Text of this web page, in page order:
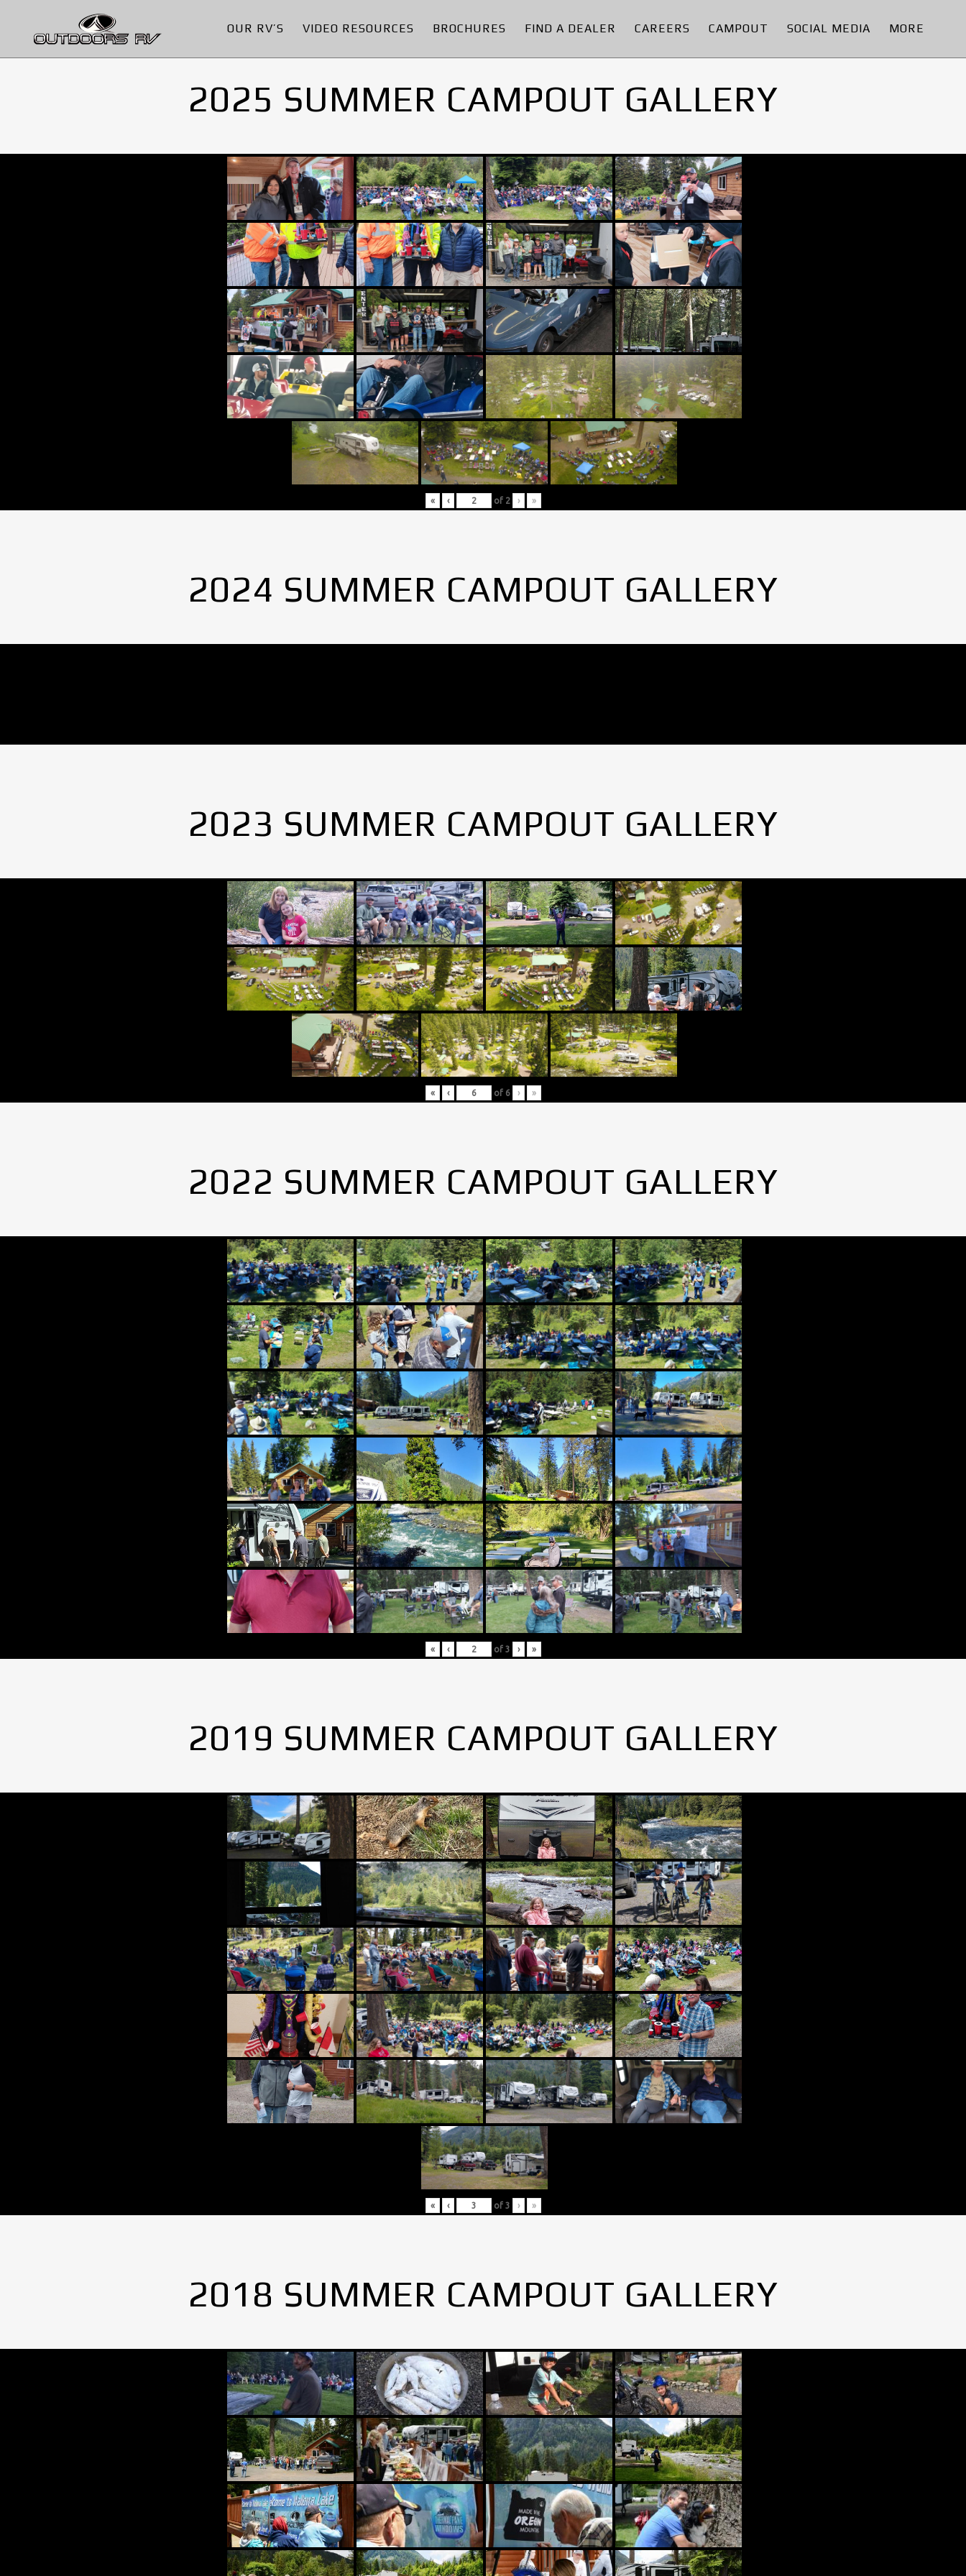
OUR RV’S VIDEO RESOURCES BROCHURES FIND A DEALER CAREERS CAMPOUT SOCIAL MEDIA MORE
2025 SUMMER CAMPOUT GALLERY
« ‹ of 2 › »
2024 SUMMER CAMPOUT GALLERY
2023 SUMMER CAMPOUT GALLERY
« ‹ of 6 › »
2022 SUMMER CAMPOUT GALLERY
« ‹ of 3 › »
2019 SUMMER CAMPOUT GALLERY
« ‹ of 3 › »
2018 SUMMER CAMPOUT GALLERY